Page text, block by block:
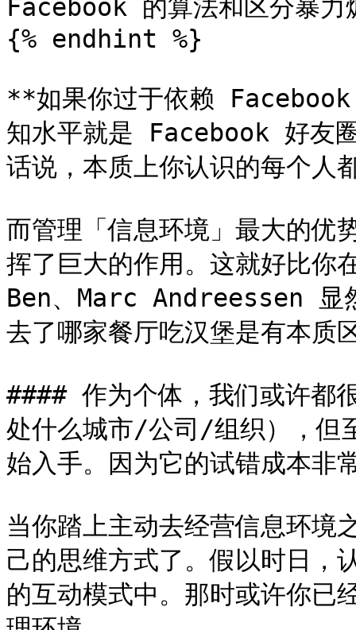
Facebook 的算法和区分暴力
{% endhint %}
**如果你过于依赖 Facebook
知水平就是 Facebook 好友
话说，本质上你认识的每个人
而管理「信息环境」最大的优
挥了巨大的作用。这就好比
Ben、Marc Andreessen 显
去了哪家餐厅吃汉堡是有本质
#### 作为个体，我们或许都
处什么城市/公司/组织），但
始入手。因为它的试错成本非
当你踏上主动去经营信息环境
己的思维方式了。假以时日，
的互动模式中。那时或许你已